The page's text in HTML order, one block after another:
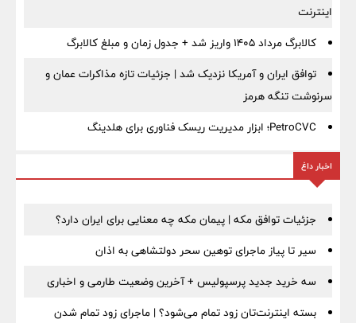
اینترنت
کالابرگ مرداد ۱۴۰۵ واریز شد + جدول زمان و مبلغ کالابرگ
توافق ایران و آمریکا نزدیک شد | جزئیات تازه مذاکرات عمان و
سرنوشت تنگه هرمز
PetroCVC؛ ابزار مدیریت ریسک فناوری برای هلدینگ
اخبار داغ
جزئیات توافق مکه | پیمان مکه چه معنایی برای ایران دارد؟
سیر تا پیاز ماجرای توهین سحر دولتشاهی به اذان
سه خرید جدید پرسپولیس + آخرین وضعیت طارمی و اخباری
بسته اینترنت‌تان زود تمام می‌شود؟ | ماجرای زود تمام شدن